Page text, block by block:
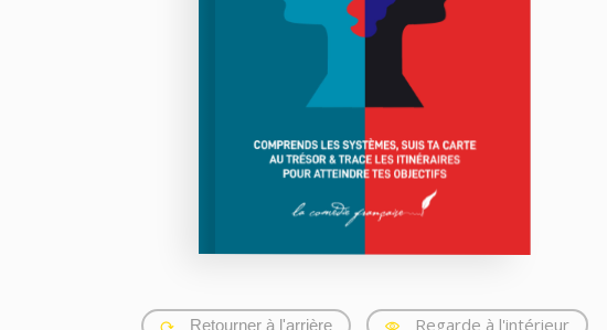
Retourner à l'arrière Regarde à l'intérieur